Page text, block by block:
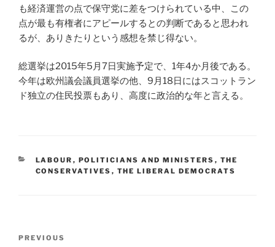
も経済運営の点で保守党に差をつけられている中、この
点が最も有権者にアピールするとの判断であると思われ
るが、ありきたりという感想を禁じ得ない。
総選挙は2015年5月7日実施予定で、1年4か月後である。
今年は欧州議会議員選挙の他、9月18日にはスコットラン
ド独立の住民投票もあり、高度に政治的な年と言える。
CATEGORIES
LABOUR , POLITICIANS AND MINISTERS , THE
CONSERVATIVES , THE LIBERAL DEMOCRATS
Previous
PREVIOUS